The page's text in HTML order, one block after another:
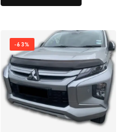
-63%